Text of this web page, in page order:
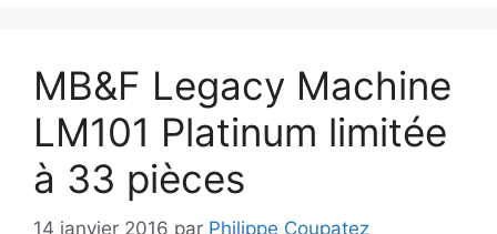
MB&F Legacy Machine
LM101 Platinum limitée
à 33 pièces
14 janvier 2016 par Philippe Coupatez